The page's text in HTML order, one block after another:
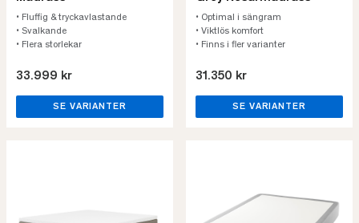
• Fluffig & tryckavlastande
• Svalkande
• Flera storlekar
33.999 kr
SE VARIANTER
• Optimal i sängram
• Viktlös komfort
• Finns i fler varianter
31.350 kr
SE VARIANTER